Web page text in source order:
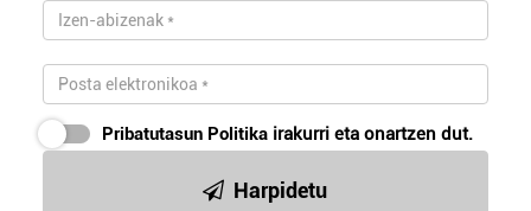
Pribatutasun Politika irakurri eta onartzen dut.
Harpidetu